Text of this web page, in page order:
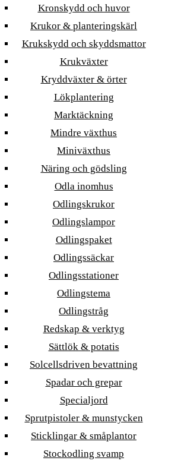
Kronskydd och huvor
Krukor & planteringskärl
Krukskydd och skyddsmattor
Krukväxter
Kryddväxter & örter
Lökplantering
Marktäckning
Mindre växthus
Miniväxthus
Näring och gödsling
Odla inomhus
Odlingskrukor
Odlingslampor
Odlingspaket
Odlingssäckar
Odlingsstationer
Odlingstema
Odlingstråg
Redskap & verktyg
Sättlök & potatis
Solcellsdriven bevattning
Spadar och grepar
Specialjord
Sprutpistoler & munstycken
Sticklingar & småplantor
Stockodling svamp